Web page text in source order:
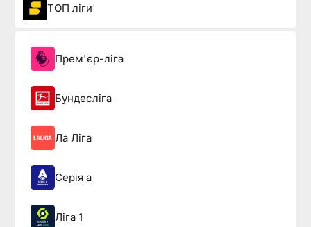
ТОП ліги
Прем'єр-ліга
Бундесліга
Ла Ліга
Серія а
Ліга 1